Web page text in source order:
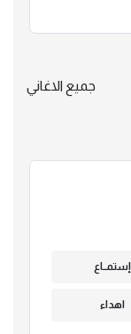
جميع الاغاني
إستمــاع
اهداء